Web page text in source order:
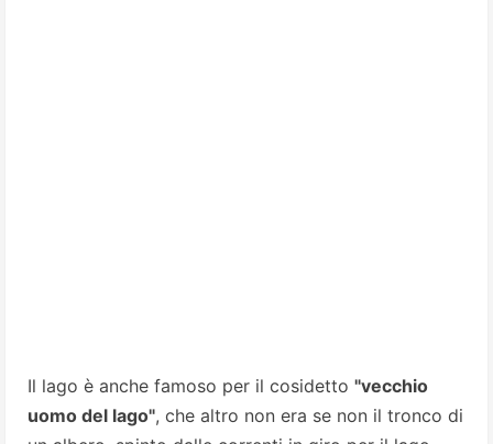
Il lago è anche famoso per il cosidetto "vecchio
uomo del lago", che altro non era se non il tronco di